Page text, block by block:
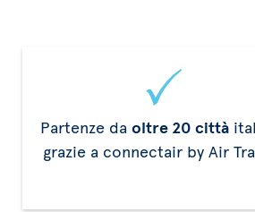
Partenze daoltre 20 città
grazie a connectair by Air